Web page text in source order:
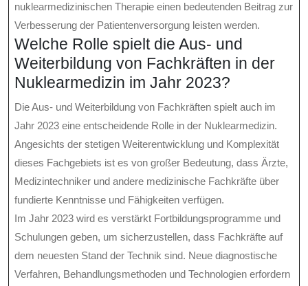
nuklearmedizinischen Therapie einen bedeutenden Beitrag zur
Verbesserung der Patientenversorgung leisten werden.
Welche Rolle spielt die Aus- und
Weiterbildung von Fachkräften in der
Nuklearmedizin im Jahr 2023?
Die Aus- und Weiterbildung von Fachkräften spielt auch im
Jahr 2023 eine entscheidende Rolle in der Nuklearmedizin.
Angesichts der stetigen Weiterentwicklung und Komplexität
dieses Fachgebiets ist es von großer Bedeutung, dass Ärzte,
Medizintechniker und andere medizinische Fachkräfte über
fundierte Kenntnisse und Fähigkeiten verfügen.
Im Jahr 2023 wird es verstärkt Fortbildungsprogramme und
Schulungen geben, um sicherzustellen, dass Fachkräfte auf
dem neuesten Stand der Technik sind. Neue diagnostische
Verfahren, Behandlungsmethoden und Technologien erfordern